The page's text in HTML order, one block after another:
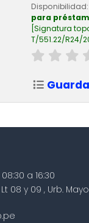
Disponibilidad:
para
Signatura
T/551.22/R24/
a 16:30
08 y 09 , Urb.